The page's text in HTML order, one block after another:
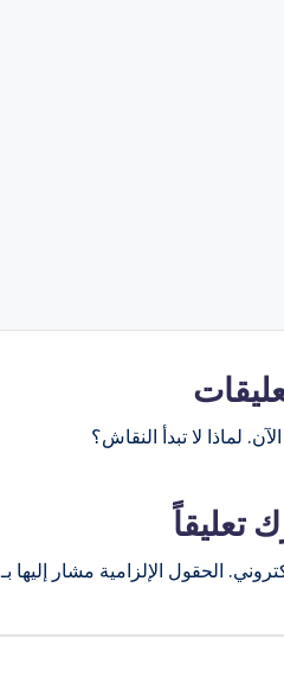
لماذا لا تبدأ النقاش؟
تعليقاً
الحقول الإلزامية مشار إليها بـ